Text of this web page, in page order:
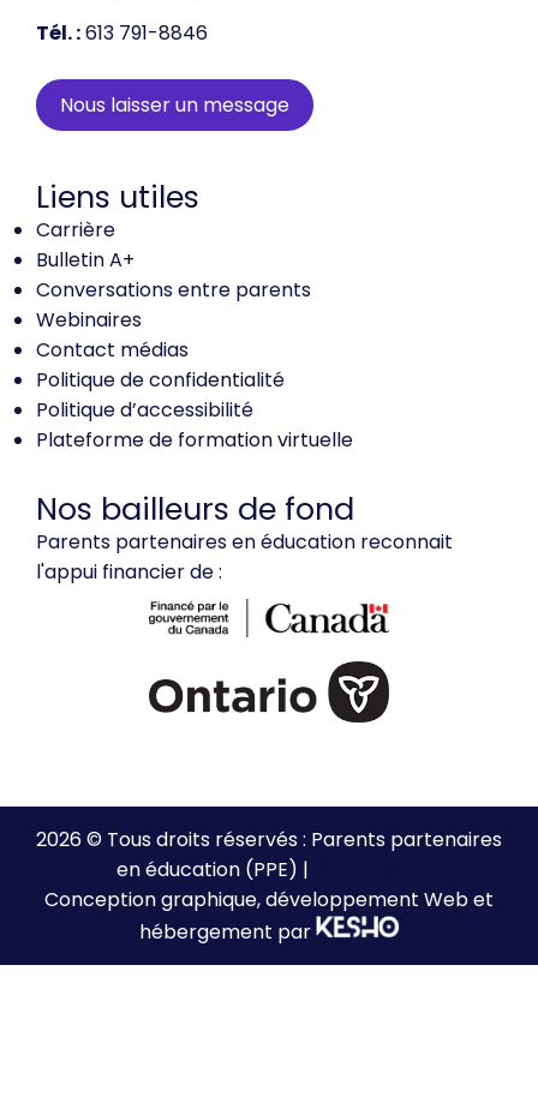
Tél. :613 791-8846
Nous laisser un message
Liens utiles
Carrière
Bulletin A+
Conversations entre parents
Webinaires
Contact médias
Politique de confidentialité
Politique d’accessibilité
Plateforme de formation virtuelle
Nos bailleurs de fond
Parents partenaires en éducation reconnait
l'appui financier de :
2026 © Tous droits réservés : Parents partenaires
en éducation (PPE) |
Conception graphique, développement Web et
hébergement par